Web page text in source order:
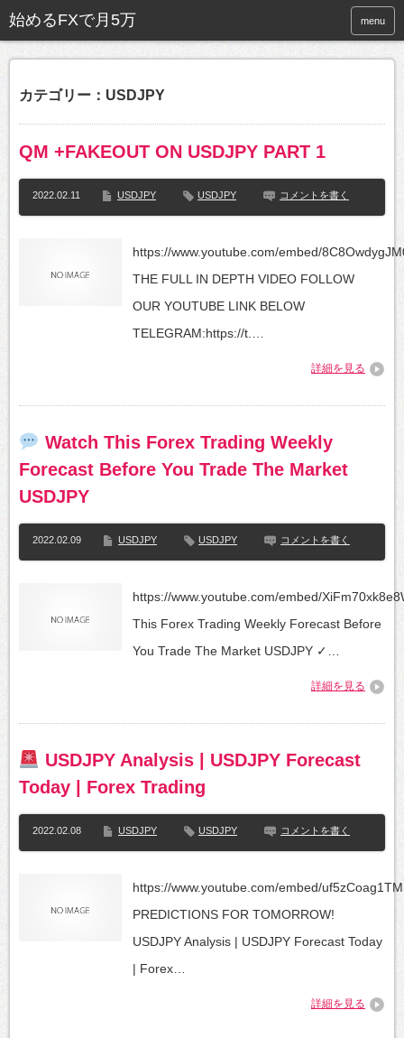
始めるFXで月5万 menu
カテゴリー：USDJPY
QM +FAKEOUT ON USDJPY PART 1
2022.02.11 USDJPY USDJPY コメントを書く
https://www.youtube.com/embed/
THE FULL IN DEPTH VIDEO FOLLOW
OUR YOUTUBE LINK BELOW
TELEGRAM:https://t.…
詳細を見る
Watch This Forex Trading Weekly
Forecast Before You Trade The Market
USDJPY
2022.02.09 USDJPY USDJPY コメントを書く
https://www.youtube.com/embed/
This Forex Trading Weekly Forecast Before
You Trade The Market USDJPY ✓…
詳細を見る
USDJPY Analysis | USDJPY Forecast
Today | Forex Trading
2022.02.08 USDJPY USDJPY コメントを書く
https://www.youtube.com/embed/
PREDICTIONS FOR TOMORROW!
USDJPY Analysis | USDJPY Forecast Today
| Forex…
詳細を見る